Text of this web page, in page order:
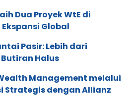
Dua Proyek WtE di
Global
Pasir: Lebih dari
Halus
Management melalui
Strategis dengan Allianz